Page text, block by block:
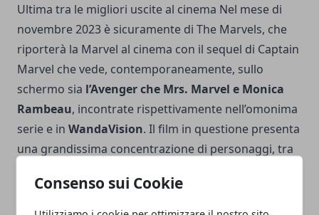
Consenso sui Cookie
Ultima tra le migliori uscite al cinema Nel mese di
novembre 2023 è sicuramente di The Marvels, che
riporterà la Marvel al cinema con il sequel di Captain
Marvel che vede, contemporaneamente, sullo
schermo sia l’Avenger che Mrs. Marvel e Monica
Rambeau, incontrate rispettivamente nell’omonima
serie e in WandaVision. Il film in questione presenta
una grandissima concentrazione di personaggi, tra
eventi di Secret Invasion, ritorna in un film Marvel
che potrà accompagnare verso ilfuturo della Saga